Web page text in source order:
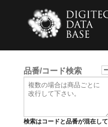
品番/コード検索
検索はコードと品番が混在して